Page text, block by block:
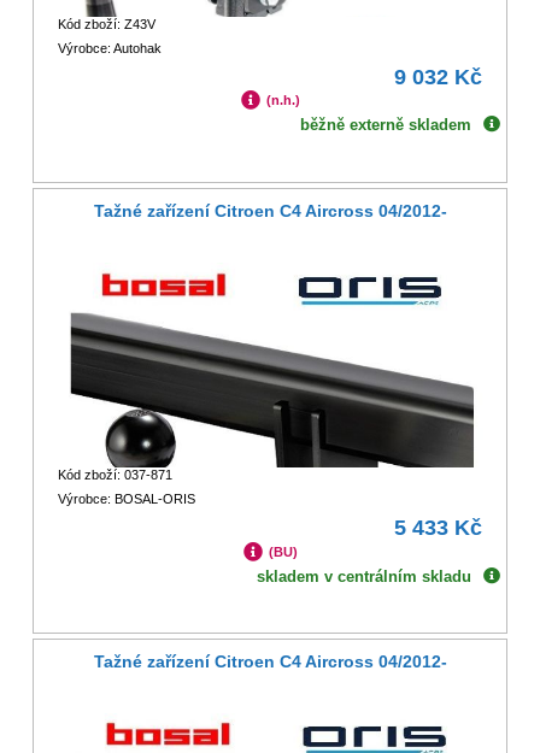
Kód zboží: Z43V
Výrobce: Autohak
9 032 Kč
(n.h.)
běžně externě skladem
Tažné zařízení Citroen C4 Aircross 04/2012-
Kód zboží: 037-871
Výrobce: BOSAL-ORIS
5 433 Kč
(BU)
skladem v centrálním skladu
Tažné zařízení Citroen C4 Aircross 04/2012-